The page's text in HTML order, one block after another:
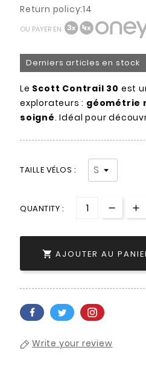
Return policy:14
OU PAYER EN
Derniers articles en stock
Le Scott Contrail 30 est
explorateurs : géométrie
soigné. Idéal pour
TAILLE VÉLOS :
QUANTITY :
 AJOUTER AU
Write your review